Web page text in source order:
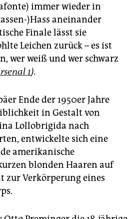
immer wieder in
)Hass aneinander
Finale lässt sie
Leichen zurück – es ist
wer weiß und wer schwarz
1).
Ende der 1950er Jahre
in Gestalt von
Lollobrigida nach
entwickelte sich eine
amerikanische
blonden Haaren auf
zur Verkörperung eines